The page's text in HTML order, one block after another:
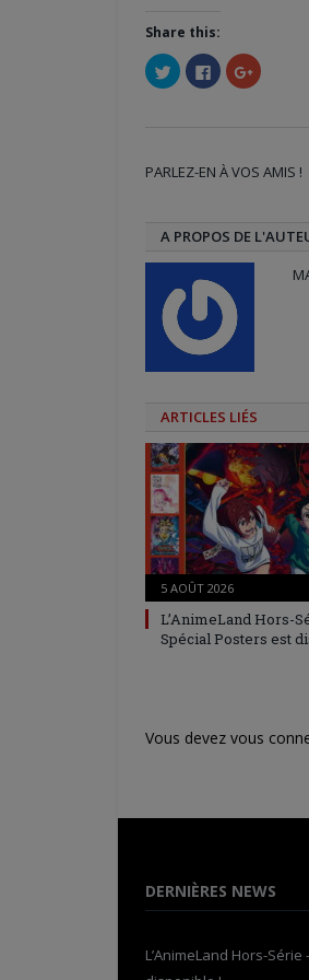
Share this:
Cliquez
pour
partager
fenêtre)
Cliquez
pour
partager
fenêtre)
Cliquez
pour
nouvelle
PARLEZ-EN À VOS AMIS !
A PROPOS DE
ARTICLES LIÉS
5 AOÛT 2026
L’AnimeLand Hors-
Spécial Posters est
Vous devez vous
DERNIÈRES NEWS
L’AnimeLand Hors-